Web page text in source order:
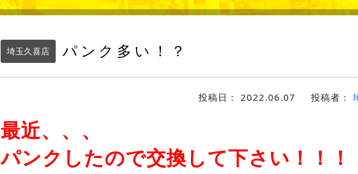
埼玉久喜店 パンク多い！？
投稿日： 2022.06.07 投稿者：
最近、、、
パンクしたので交換して下さい！！！